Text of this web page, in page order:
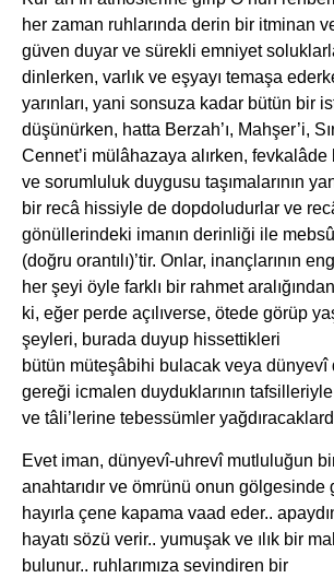
her zaman ruhlarında derin bir itminan
güven duyar ve sürekli emniyet
dinlerken, varlık ve eşyayı temaşa
yarınları, yani sonsuza kadar bütün bir
düşünürken, hatta Berzah’ı, Mahşer’i,
Cennet’i mülâhazaya alırken,
ve sorumluluk duygusu taşımalarının
bir recâ hissiyle de dopdoludurlar ve
gönüllerindeki imanın derinliği ile
(doğru orantılı)’tir. Onlar, inançlarının
her şeyi öyle farklı bir rahmet
ki, eğer perde açılıverse, ötede görüp
şeyleri, burada duyup hissettikleri
bütün müteşâbihi bulacak veya dünyevî
gereği icmalen duyduklarının
ve tâli’lerine tebessümler
Evet iman, dünyevî-uhrevî mutluluğun
anahtarıdır ve ömrünü onun
hayırla çene kapama vaad eder..
hayatı sözü verir.. yumuşak ve ılık bir
bulunur.. ruhlarımıza sevindiren bir